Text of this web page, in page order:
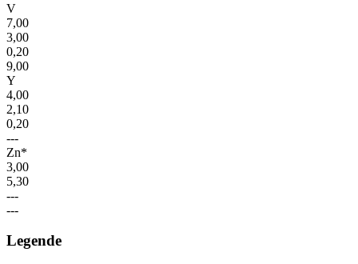
V
7,00
3,00
0,20
9,00
Y
4,00
2,10
0,20
---
Zn*
3,00
5,30
---
---
Legende